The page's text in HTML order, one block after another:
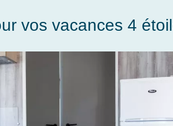
vos vacances 4